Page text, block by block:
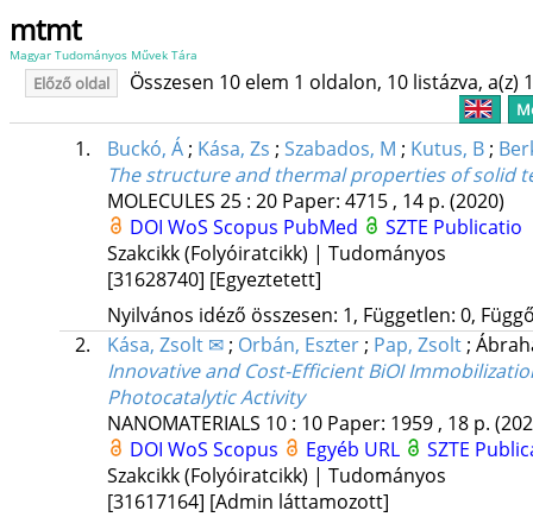
mtmt
Magyar Tudományos Művek Tára
Előző oldal Összesen 10 elem 1 oldalon, 10 listázva, a(z)
1. Buckó, Á; Kása, Zs ; Szabados, M ; Kutus, B;
The structure and thermal properties of solid
MOLECULES 25: 20 Paper: 4715 , 14 p. (2020)
DOI WoS Scopus PubMed
SZTE Publicatio
Szakcikk (Folyóiratcikk) | Tudományos
[31628740] [Egyeztetett]
Nyilvános idéző összesen: 1, Független: 0,
2.
Kása, Zsolt ✉; Orbán, Eszter; Pap, Zsolt;
Innovative and Cost-Efficient BiOI
Photocatalytic Activity
NANOMATERIALS 10: 10 Paper: 1959 , 18 p.
DOI WoS Scopus Egyéb URL
SZTE
Szakcikk (Folyóiratcikk) | Tudományos
[31617164] [Admin láttamozott]